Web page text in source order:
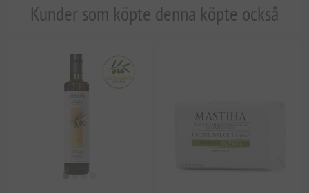
Kunder som köpte denna köpte också